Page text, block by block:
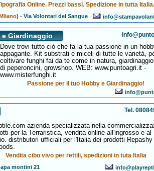
Online. Prezzi bassi. Spedizione in tutta
) -Via Volontari del Sangue
Giardinaggio
Dove trovi tutto ciò che fa la tua passione in un
appagante. Kit substrati e miceli di tutte le varietà,
coltivare funghi fai da te come in natura,
di peperoncini, growshop. WEB: www.puntoagri.it -
www.misterfunghi.it
Passione per il tuo Hobby e Giardinaggio!
Tel.
azienda specializzata nella
per la Terraristica, vendita online all'ingrosso e al
distributori ufficiali per l'Italia dei prodotti Repashy
Vendita cibo vivo per rettili, spedizioni in tuta Italia
montini 21